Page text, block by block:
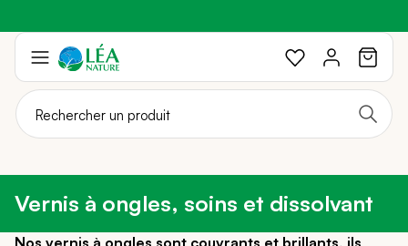
Aller
contenu
Vernis à ongles, soins et dissolvant
Nos vernis à ongles sont couvrants et brillants, ils